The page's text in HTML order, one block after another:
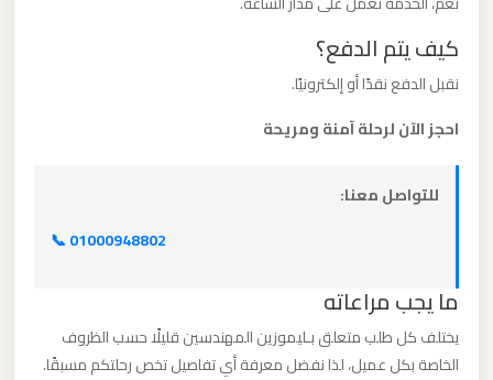
كيف يتم الدفع؟
نقبل الدفع نقدًا أو إلكترونيًا.
احجز الآن لرحلة آمنة ومريحة
للتواصل معنا:
📞 01000948802
ما يجب مراعاته
يختلف كل طلب متعلق بـليموزين المهندسين قليلًا حسب الظروف
الخاصة بكل عميل، لذا نفضل معرفة أي تفاصيل تخص رحلتكم مسبقًا.
العرب
والإسكندرية
ليموزين
مطار
مرسي
مطروح